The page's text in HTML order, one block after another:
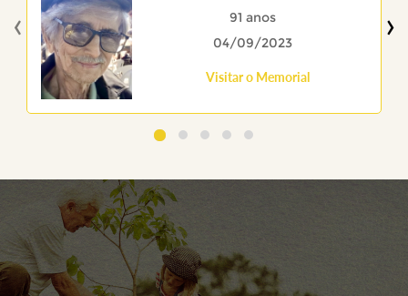
91 anos
04/09/2023
Visitar o Memorial
‹ ›